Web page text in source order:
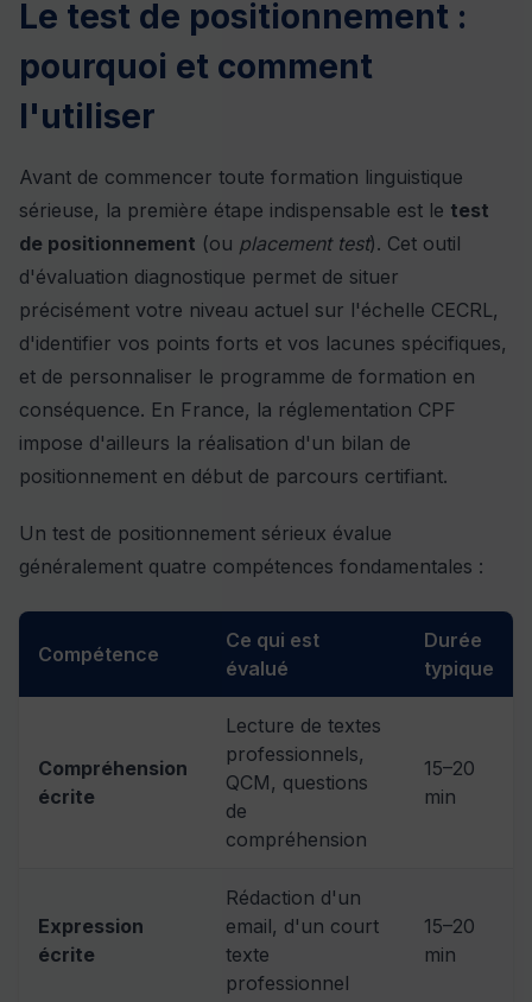
Le test de positionnement :
pourquoi et comment
l'utiliser
Avant de commencer toute formation linguistique
sérieuse, la première étape indispensable est le test
de positionnement (ou placement test). Cet outil
d'évaluation diagnostique permet de situer
précisément votre niveau actuel sur l'échelle CECRL,
d'identifier vos points forts et vos lacunes spécifiques,
et de personnaliser le programme de formation en
conséquence. En France, la réglementation CPF
impose d'ailleurs la réalisation d'un bilan de
positionnement en début de parcours certifiant.
Un test de positionnement sérieux évalue
généralement quatre compétences fondamentales :
Compétence
Ce qui est
évalué
Durée
typique
Compréhension
écrite
Lecture de textes
professionnels,
QCM, questions
de
compréhension
15–20
min
Expression
écrite
Rédaction d'un
email, d'un court
texte
professionnel
15–20
min